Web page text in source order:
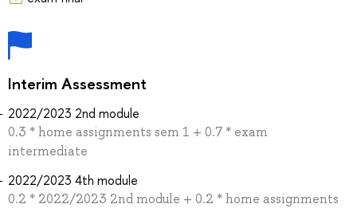
Interim Assessment
2022/2023 2nd module
0.3 * home assignments sem 1 + 0.7 * exam
intermediate
2022/2023 4th module
0.2 * 2022/2023 2nd module + 0.2 * home assignments